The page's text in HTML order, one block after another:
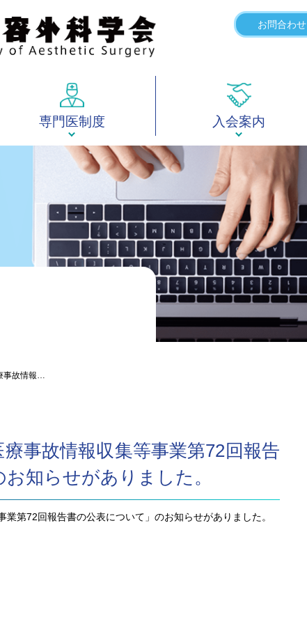
お問合わせ
専門医制度 入会案内
事故情報…
事故情報収集等事業第72回報告
知らせがありました。
第72回報告書の公表について」のお知らせがありました。